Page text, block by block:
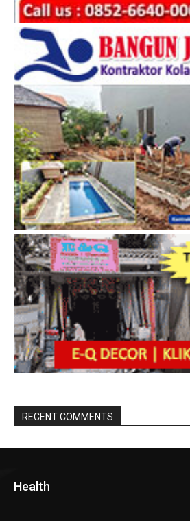
RECENT COMMENTS
Health